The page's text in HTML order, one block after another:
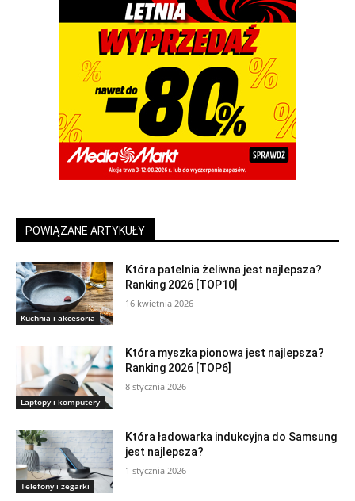
POWIĄZANE ARTYKUŁY
Kuchnia i akcesoria
Która patelnia żeliwna jest najlepsza?
Ranking 2026 [TOP10]
16 kwietnia 2026
Laptopy i komputery
Która myszka pionowa jest najlepsza?
Ranking 2026 [TOP6]
8 stycznia 2026
Telefony i zegarki
Która ładowarka indukcyjna do Samsung
jest najlepsza?
1 stycznia 2026